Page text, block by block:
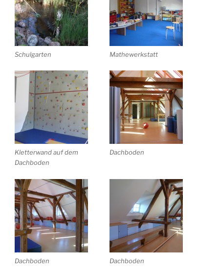
Schulgarten Mathewerkstatt
Kletterwand auf dem
Dachboden
Dachboden
Dachboden Dachboden